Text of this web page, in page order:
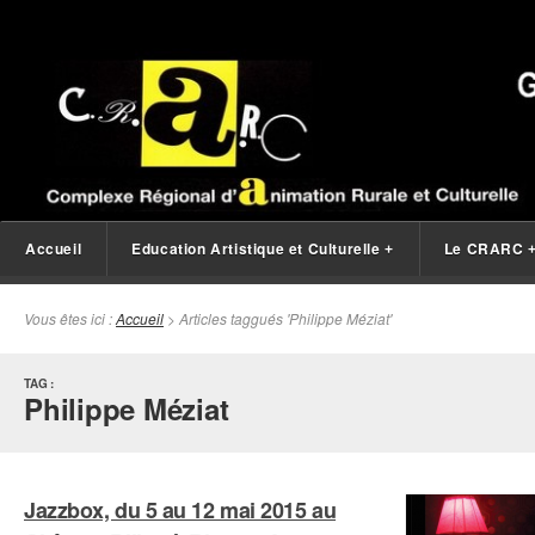
Accueil Education Artistique et Culturelle + Le CRARC
Vous êtes ici :Accueil > Articles taggués 'Philippe Méziat'
TAG :
Philippe Méziat
Jazzbox, du 5 au 12 mai 2015 au